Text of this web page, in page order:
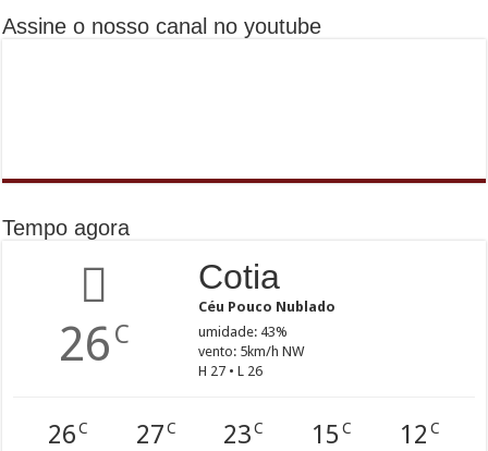
Assine o nosso canal no youtube
Tempo agora
26 C
Cotia
Céu Pouco Nublado
umidade: 43%
vento: 5km/h NW
H 27 • L 26
26C 27C 23 C 15C 12 C